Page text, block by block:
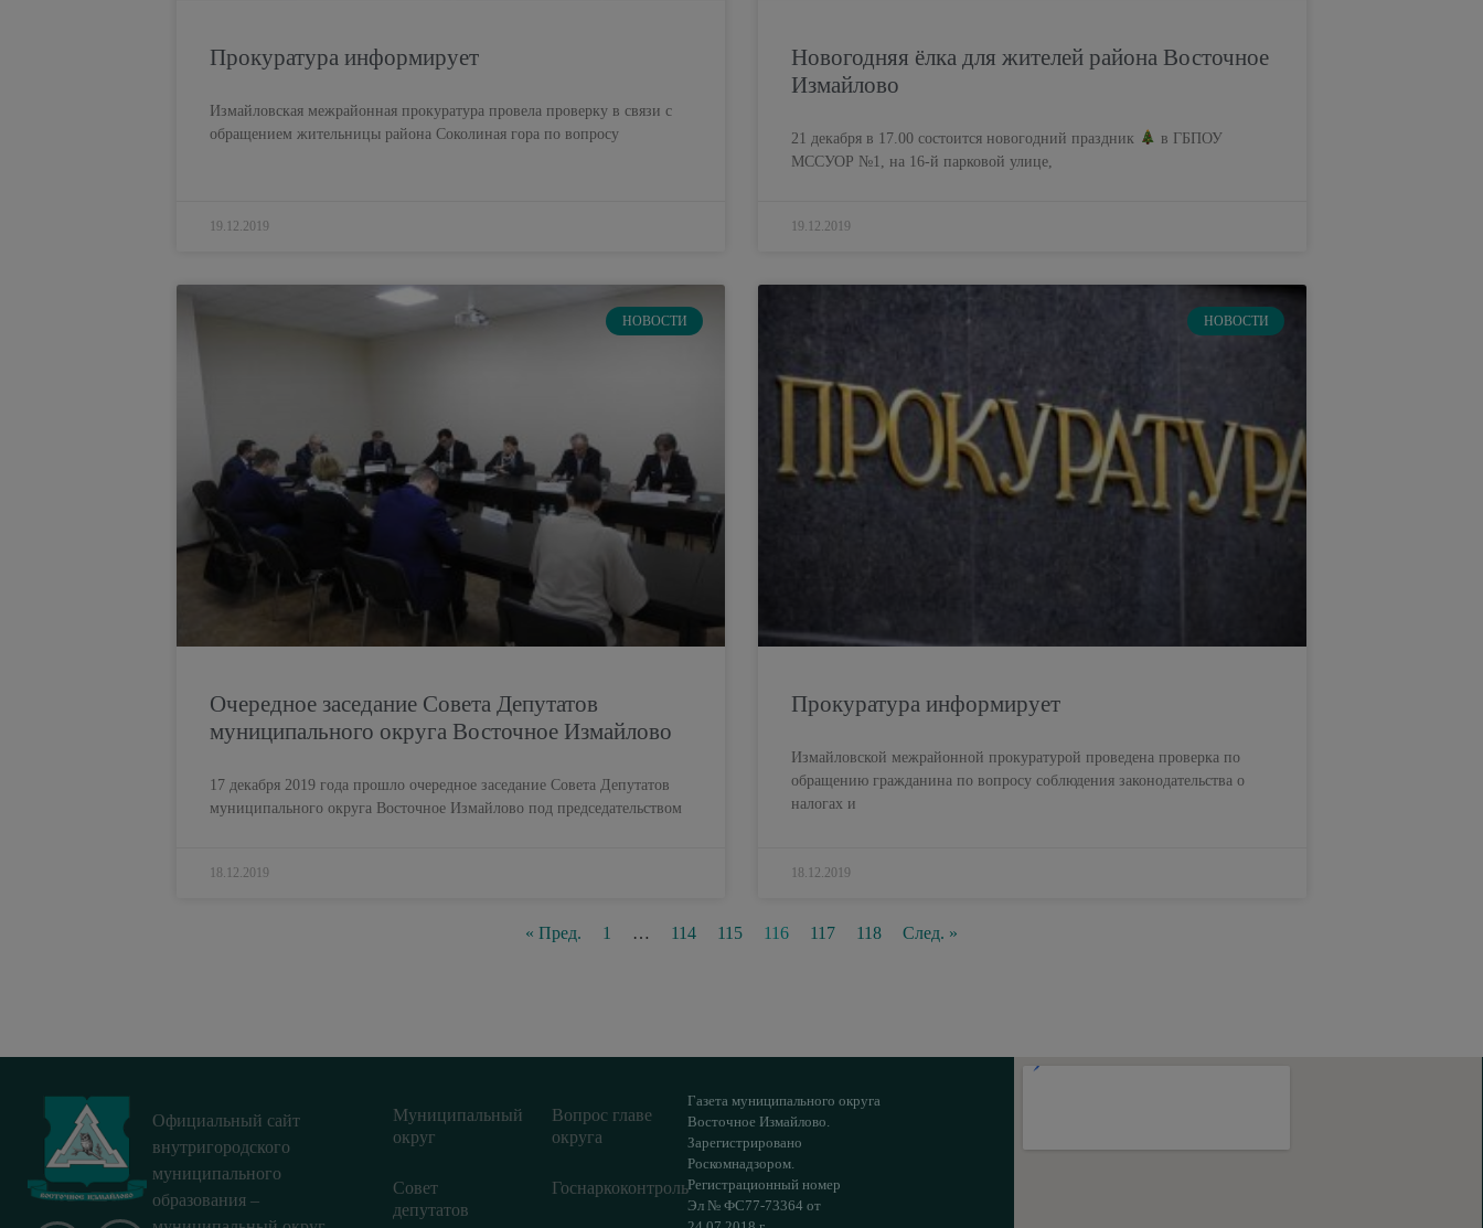
Прокуратура информирует
Измайловская межрайонная прокуратура провела проверку в связи с
обращением жительницы района Соколиная гора по вопросу
19.12.2019
Новогодняя ёлка для жителей района Восточное
Измайлово
21 декабря в 17.00 состоится новогодний праздник
в ГБПОУ
МССУОР №1, на 16-й парковой улице,
19.12.2019
НОВОСТИ
Очередное заседание Совета Депутатов
муниципального округа Восточное Измайлово
17 декабря 2019 года прошло очередное заседание Совета Депутатов
муниципального округа Восточное Измайлово под председательством
18.12.2019
НОВОСТИ
Прокуратура информирует
Измайловской межрайонной прокуратурой проведена проверка по
обращению гражданина по вопросу соблюдения законодательства о
налогах и
18.12.2019
« Пред. 1 … 114 115 116 117 118 След. »
Официальный сайт
внутригородского
муниципального
образования –
Муниципальный
округ
Совет
депутатов
Вопрос главе
округа
Госнаркоконтроль
Газета муниципального округа
Восточное Измайлово.
Зарегистрировано
Роскомнадзором.
Регистрационный номер
Эл № ФС77-73364 от